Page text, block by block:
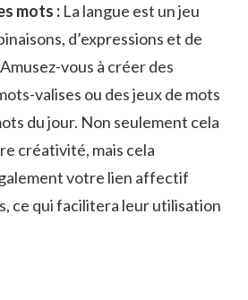
mots‍ : La langue ​est un jeu
‍d’expressions et de​
vous à ⁣créer​ des
valises ou des jeux de mots
⁤du⁢ jour. Non seulement cela
créativité, mais ‌cela
votre lien affectif
ce qui facilitera leur utilisation